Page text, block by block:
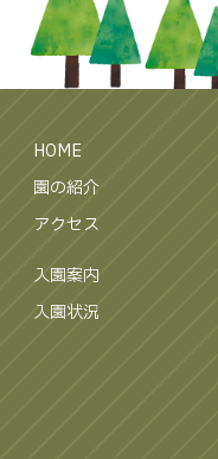
HOME
園の紹介
アクセス
入園案内
入園状況